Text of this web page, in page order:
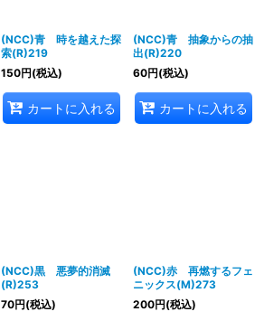
(NCC)青 時を越えた探
索(R)219
150円(税込)
カートに入れる
(NCC)青 抽象からの抽
出(R)220
60円(税込)
カートに入れる
(NCC)黒 悪夢的消滅
(R)253
70円(税込)
(NCC)赤 再燃するフェ
ニックス(M)273
200円(税込)